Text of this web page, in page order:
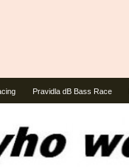
Pravidla dB Bass Race